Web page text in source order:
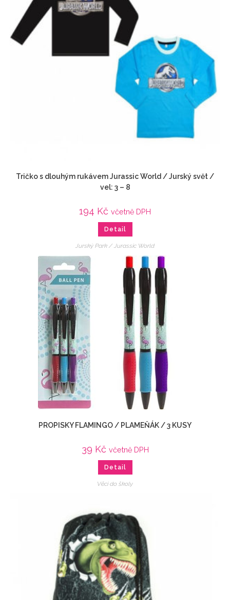
Tričko s dlouhým rukávem Jurassic World / Jurský svět /
vel: 3 – 8
194 Kč včetně DPH
Detail
Jurský Park / Jurassic World
PROPISKY FLAMINGO / PLAMEŇÁK / 3 KUSY
39 Kč včetně DPH
Detail
Věci do školy